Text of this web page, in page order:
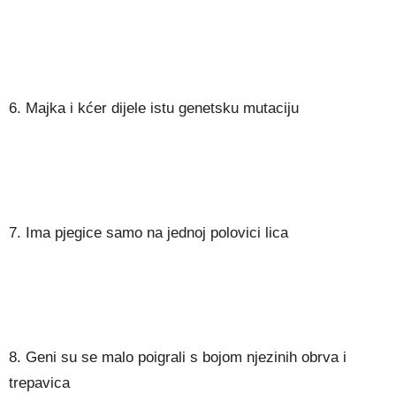
6. Majka i kćer dijele istu genetsku mutaciju
7. Ima pjegice samo na jednoj polovici lica
8. Geni su se malo poigrali s bojom njezinih obrva i
trepavica